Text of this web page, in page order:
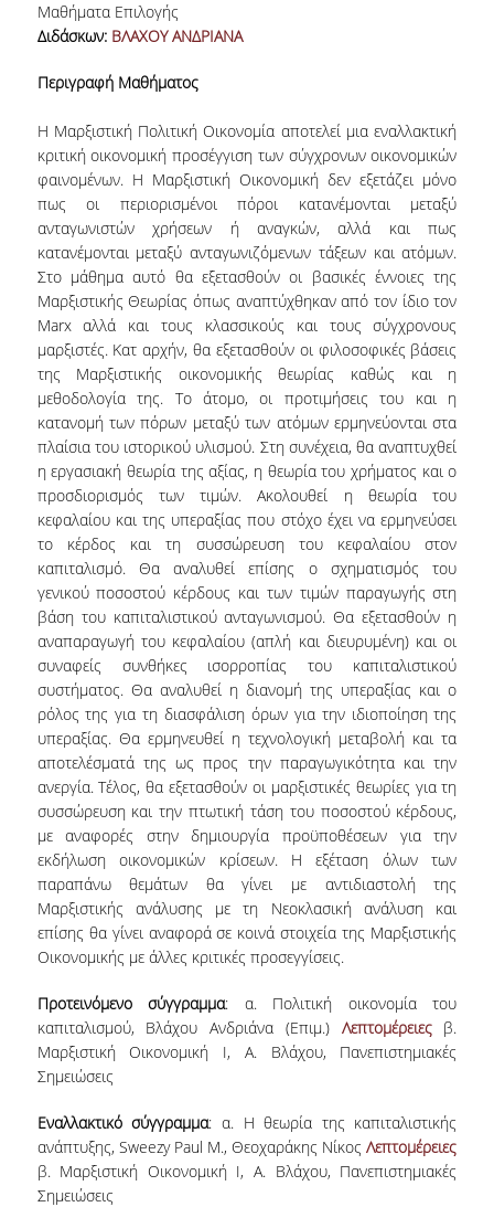
ΜΕΤΑΔΙΔΑΚΤΟΡΕΣ
ΕΙΔΙΚΟ ΠΡΟΣΩΠΙΚΟ
ΑΚΑΔΗΜΑΪΚΟΙ ΥΠΟΤΡΟΦΟΙ
ΕΝΤΕΤΑΛΜΕΝΟΙ ΔΙΔΑΣΚΟΝΤΕΣ
E.ΔΙ.Π.
ΕΠΙΣΤΗΜΟΝΙΚΟΙ ΣΥΝΕΡΓΑΤΕΣ
Ε.Τ.Ε.Π
ΔΙΟΙΚΗΤΙΚΟ ΠΡΟΣΩΠΙΚΟ
ΜΗΤΡΩΑ
ΠΡΟΠΤΥΧΙΑΚΕΣ ΣΠΟΥΔΕΣ
ΟΔΗΓΟΣ ΣΠΟΥΔΩΝ
ΠΡΟΓΡΑΜΜΑ ΚΑΙ ΚΑΤΕΥΘΥΝΣΕΙΣ ΣΠΟΥΔΩΝ
ΜΑΘΗΜΑΤΑ ΠΡΟΓΡΑΜΜΑΤΟΣ ΣΠΟΥΔΩΝ
ΜΑΘΗΜΑΤΑ ΕΛΕΥΘΕΡΗΣ ΕΠΙΛΟΓΗΣ ΑΠΟ
ΑΛΛΑ ΤΜΗΜΑΤΑ
ΔΗΛΩΣΕΙΣ ΜΑΘΗΜΑΤΩΝ
ΠΡΟΓΡΑΜΜΑ ERASMUS+
ΠΡΑΚΤΙΚΗ ΑΣΚΗΣΗ
ΓΕΝΙΚΕΣ ΠΛΗΡΟΦΟΡΙΕΣ
ΑΝΑΚΟΙΝΩΣΕΙΣ ΠΡΑΚΤΙΚΗΣ ΑΣΚΗΣΗΣ
ΚΑΘΗΓΗΤΕΣ-ΣΥΜΒΟΥΛΟΙ ΣΠΟΥΔΩΝ
ΔΙΑΔΙΚΑΣΙΑ ΠΑΡΑΠΟΝΩΝ ΦΟΙΤΗΤΩΝ
ΒΕΒΑΙΩΣΗ ΓΝΩΣΗΣ ΠΛΗΡΟΦΟΡΙΚΗΣ ΚΑΙ
ΧΕΙΡΙΣΜΟΥ Η.Υ.
ΔΙΚΑΙΩΜΑ ΓΙΑ ΠΡΟΦΟΡΙΚΗ ΕΞΕΤΑΣΗ
ΠΡΟΓΡΑΜΜΑ ΣΠΟΥΔΩΝ ΣΤΙΣ ΕΠΙΣΤΗΜΕΣ
ΤΗΣ ΑΓΩΓΗΣ ΚΑΙ ΤΗΣ ΕΚΠΑΙΔΕΥΣΗΣ
Μαθήματα Επιλογής
Διδάσκων: ΒΛΑΧΟΥ ΑΝΔΡΙΑΝΑ
Περιγραφή Μαθήματος
Η Μαρξιστική Πολιτική Οικονομία αποτελεί μια εναλλακτική
κριτική οικονομική προσέγγιση των σύγχρονων οικονομικών
φαινομένων. Η Μαρξιστική Οικονομική δεν εξετάζει μόνο
πως οι περιορισμένοι πόροι κατανέμονται μεταξύ
ανταγωνιστών χρήσεων ή αναγκών, αλλά και πως
κατανέμονται μεταξύ ανταγωνιζόμενων τάξεων και ατόμων.
Στο μάθημα αυτό θα εξετασθούν οι βασικές έννοιες της
Μαρξιστικής Θεωρίας όπως αναπτύχθηκαν από τον ίδιο τον
Marx αλλά και τους κλασσικούς και τους σύγχρονους
μαρξιστές. Κατ αρχήν, θα εξετασθούν οι φιλοσοφικές βάσεις
της Μαρξιστικής οικονομικής θεωρίας καθώς και η
μεθοδολογία της. Το άτομο, οι προτιμήσεις του και η
κατανομή των πόρων μεταξύ των ατόμων ερμηνεύονται στα
πλαίσια του ιστορικού υλισμού. Στη συνέχεια, θα αναπτυχθεί
η εργασιακή θεωρία της αξίας, η θεωρία του χρήματος και ο
προσδιορισμός των τιμών. Ακολουθεί η θεωρία του
κεφαλαίου και της υπεραξίας που στόχο έχει να ερμηνεύσει
το κέρδος και τη συσσώρευση του κεφαλαίου στον
καπιταλισμό. Θα αναλυθεί επίσης ο σχηματισμός του
γενικού ποσοστού κέρδους και των τιμών παραγωγής στη
βάση του καπιταλιστικού ανταγωνισμού. Θα εξετασθούν η
αναπαραγωγή του κεφαλαίου (απλή και διευρυμένη) και οι
συναφείς συνθήκες ισορροπίας του καπιταλιστικού
συστήματος. Θα αναλυθεί η διανομή της υπεραξίας και ο
ρόλος της για τη διασφάλιση όρων για την ιδιοποίηση της
υπεραξίας. Θα ερμηνευθεί η τεχνολογική μεταβολή και τα
αποτελέσματά της ως προς την παραγωγικότητα και την
ανεργία. Τέλος, θα εξετασθούν οι μαρξιστικές θεωρίες για τη
συσσώρευση και την πτωτική τάση του ποσοστού κέρδους,
με αναφορές στην δημιουργία προϋποθέσεων για την
εκδήλωση οικονομικών κρίσεων. Η εξέταση όλων των
παραπάνω θεμάτων θα γίνει με αντιδιαστολή της
Μαρξιστικής ανάλυσης με τη Νεοκλασική ανάλυση και
επίσης θα γίνει αναφορά σε κοινά στοιχεία της Μαρξιστικής
Οικονομικής με άλλες κριτικές προσεγγίσεις.
Προτεινόμενο σύγγραμμα: α. Πολιτική οικονομία του
καπιταλισμού, Βλάχου Ανδριάνα (Επιμ.) Λεπτομέρειεςβ.
Μαρξιστική Οικονομική Ι, Α. Βλάχου, Πανεπιστημιακές
Σημειώσεις
Εναλλακτικό σύγγραμμα: α. Η θεωρία της καπιταλιστικής
ανάπτυξης, Sweezy Paul M., Θεοχαράκης ΝίκοςΛεπτομέρειες
β. Μαρξιστική Οικονομική Ι, Α. Βλάχου, Πανεπιστημιακές
Σημειώσεις